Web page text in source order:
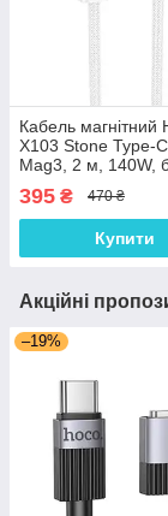
Кабель магнітний
X103 Stone Type-
Mag3, 2 м, 140W,
395 ₴ 470 ₴
Купити
Акційні
–19%